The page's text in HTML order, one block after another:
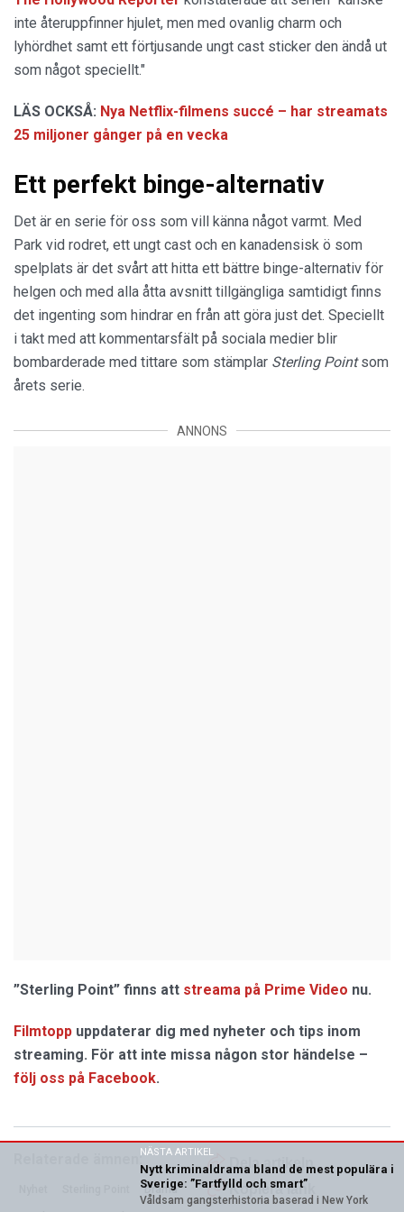
inte återuppfinner hjulet, men med ovanlig charm och
lyhördhet samt ett förtjusande ungt cast sticker den ändå ut
som något speciellt."
LÄS OCKSÅ: Nya Netflix-filmens succé – har streamats
25 miljoner gånger på en vecka
Ett perfekt binge-alternativ
Det är en serie för oss som vill känna något varmt. Med
Park vid rodret, ett ungt cast och en kanadensisk ö som
spelplats är det svårt att hitta ett bättre binge-alternativ för
helgen och med alla åtta avsnitt tillgängliga samtidigt finns
det ingenting som hindrar en från att göra just det. Speciellt
i takt med att kommentarsfält på sociala medier blir
bombarderade med tittare som stämplar Sterling Pointsom
årets serie.
ANNONS
”Sterling Point” finns att streama på Prime Video nu.
Filmtopp uppdaterar dig med nyheter och tips inom
streaming. För att inte missa någon stor händelse –
följ oss på Facebook.
Dela artikeln
Kopiera länk
Relaterade ämnen:
Drama
NÄSTA ARTIKEL
Nytt kriminaldrama bland de mest populära i
Sverige: ”Fartfylld och smart”
Våldsam gangsterhistoria baserad i New York